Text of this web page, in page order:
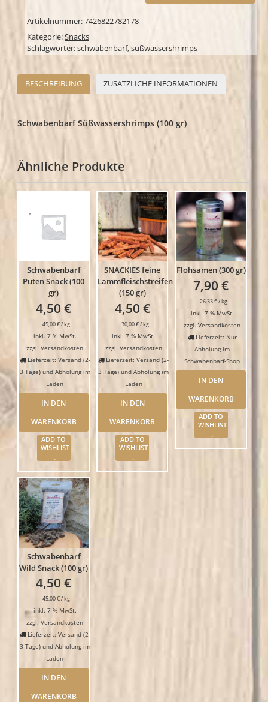
Artikelnummer:7426822782178
Kategorie:Snacks
Schlagwörter:schwabenbarf,süßwassershrimps
BESCHREIBUNG ZUSÄTZLICHE INFORMATIONEN
Schwabenbarf Süßwassershrimps (100 gr)
Ähnliche Produkte
Schwabenbarf
Puten Snack (100
gr)
4,50€
45,00€/kg
inkl. 7 % MwSt.
zzgl.Versandkosten
Lieferzeit: Versand (2-
3 Tage) und Abholung im
Laden
IN DEN
WARENKORB
ADD TO
WISHLIST
SNACKIES feine
Lammfleischstreifen
(150 gr)
4,50 €
30,00€/kg
inkl. 7 % MwSt.
zzgl. Versandkosten
Lieferzeit: Versand (2-
3 Tage) und Abholung im
Laden
IN DEN
WARENKORB
ADD TO
WISHLIST
Flohsamen (300 gr)
7,90€
26,33€/kg
inkl. 7 % MwSt.
zzgl.Versandkosten
Lieferzeit: Nur
Abholung im
Schwabenbarf-Shop
IN DEN
WARENKORB
ADD TO
WISHLIST
Schwabenbarf
Wild Snack (100 gr)
4,50€
45,00€/kg
inkl. 7 % MwSt.
zzgl.Versandkosten
Lieferzeit: Versand (2-
3 Tage) und Abholung im
Laden
IN DEN
WARENKORB